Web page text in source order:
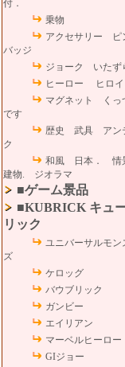
付．
乗物
アクセサリー
バッジ
ジョーク いたず
ヒーロー ヒロイ
マグネット くっ
です
歴史 武具 アン
ク
和風 日本． 情
建物. ジオラマ
■ゲーム景品
■KUBRICK キュ
リック
ユニバーサルモン
ズ
ケロッグ
バウブリック
ガンビー
エイリアン
マーベルヒーロー
GIジョー